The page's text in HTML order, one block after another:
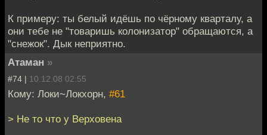
К примеру: ты белый идёшь по чёрному кварталу, а
они тебе не "товаришь колонизатор" обращаются, а
"снежок". Дык неприятно.
Атаман »
#74 | 10.12.08 02:55
Кому: Локи~Локхорн, #61
> Не то что у Верховена